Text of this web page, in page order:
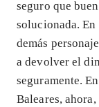
seguro que
solucionada. En
demás
a devolver el
seguramente.
Baleares,